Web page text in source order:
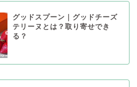
グッドスプーン｜グッドチーズ
テリーヌとは？取り寄せでき
る？